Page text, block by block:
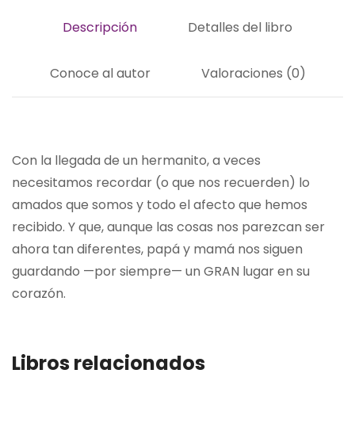
Descripción Detalles del libro
Conoce al autor Valoraciones (0)
Con la llegada de un hermanito, a veces
necesitamos recordar (o que nos recuerden) lo
amados que somos y todo el afecto que hemos
recibido. Y que, aunque las cosas nos parezcan ser
ahora tan diferentes, papá y mamá nos siguen
guardando —por siempre— un GRAN lugar en su
corazón.
Libros relacionados